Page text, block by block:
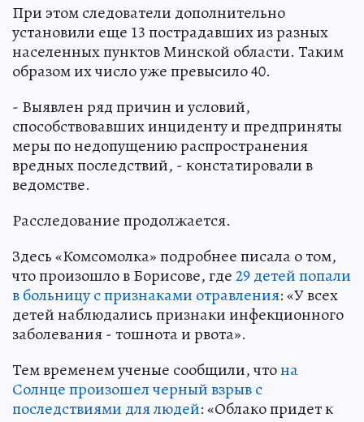
При этом следователи дополнительно
установили еще 13 пострадавших из разных
населенных пунктов Минской области. Таким
образом их число уже превысило 40.
- Выявлен ряд причин и условий,
способствовавших инциденту и предприняты
меры по недопущению распространения
вредных последствий, - констатировали в
ведомстве.
Расследование продолжается.
Здесь «Комсомолка» подробнее писала о том,
что произошло в Борисове, где29 детей попали
в больницу с признаками отравления: «У всех
детей наблюдались признаки инфекционного
заболевания - тошнота и рвота».
Тем временем ученые сообщили, чтона
Солнце произошел черный взрыв с
последствиями для людей: «Облако придет к